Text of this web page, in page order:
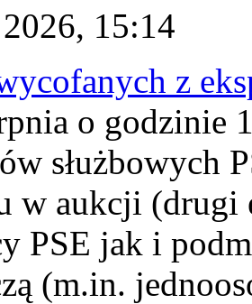
15:14
z
o godzinie
służbowych
w aukcji (drugi
PSE jak i
(m.in.